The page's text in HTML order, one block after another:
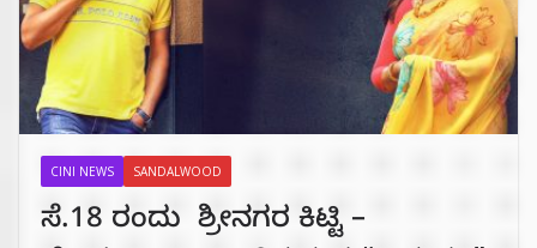
CINI NEWS SANDALWOOD
ಸೆ.18 ರಂದು ಶ್ರೀನಗರ ಕಿಟ್ಟಿ –